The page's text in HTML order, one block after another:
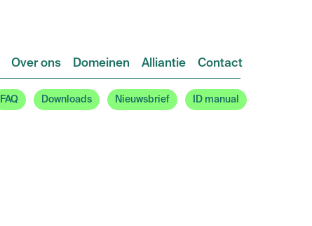
Over ons Domeinen Alliantie Contact
FAQ Downloads Nieuwsbrief ID manual